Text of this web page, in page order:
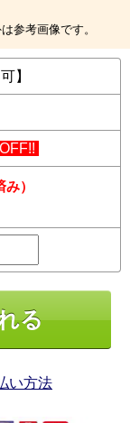
参考画像です。
】
）
い方法